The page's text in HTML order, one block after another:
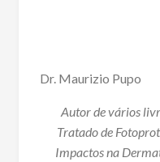
Dr. Maurizio Pupo
Autor de vários
Tratado de
Impactos na